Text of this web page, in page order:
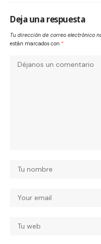
Deja una respuesta
Tu dirección de correo electrónico
están marcados con *